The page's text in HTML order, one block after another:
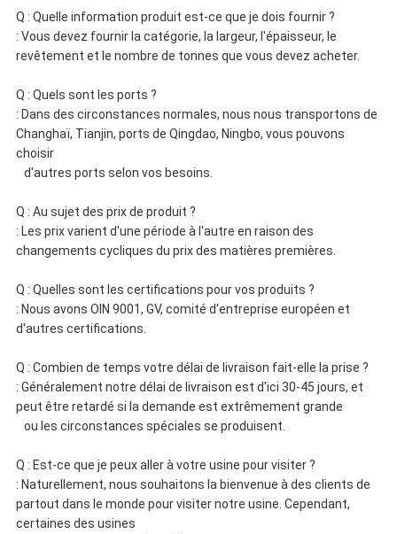
Q : Quelle information produit est-ce que je dois fournir ?
: Vous devez fournir la catégorie, la largeur, l'épaisseur, le
revêtement et le nombre de tonnes que vous devez acheter.
Q : Quels sont les ports ?
: Dans des circonstances normales, nous nous transportons de
Changhaï, Tianjin, ports de Qingdao, Ningbo, vous pouvons
choisir
d'autres ports selon vos besoins.
Q : Au sujet des prix de produit ?
: Les prix varient d'une période à l'autre en raison des
changements cycliques du prix des matières premières.
Q : Quelles sont les certifications pour vos produits ?
: Nous avons OIN 9001, GV, comité d'entreprise européen et
d'autres certifications.
Q : Combien de temps votre délai de livraison fait-elle la prise ?
: Généralement notre délai de livraison est d'ici 30-45 jours, et
peut être retardé si la demande est extrêmement grande
ou les circonstances spéciales se produisent.
Q : Est-ce que je peux aller à votre usine pour visiter ?
: Naturellement, nous souhaitons la bienvenue à des clients de
partout dans le monde pour visiter notre usine. Cependant,
certaines des usines